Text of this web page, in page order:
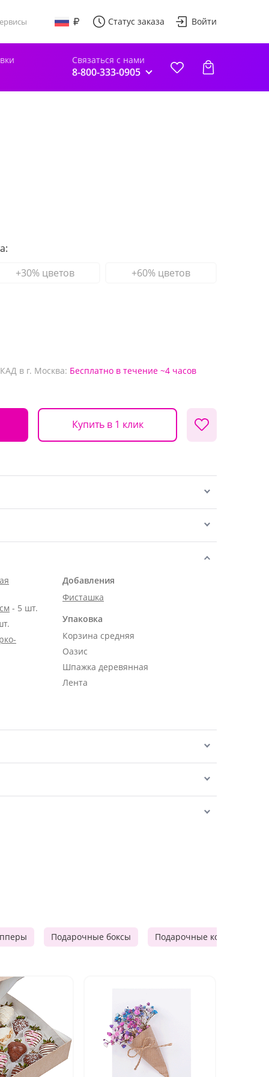
Статус заказа Войти
Связаться с нами
8-800-333-0905
+30% цветов
+60% цветов
в г. Москва: Бесплатно в течение ~4 часов
Купить в 1 клик
- 5 шт.
Добавления
Фисташка
Упаковка
Корзина средняя
Оазис
Шпажка деревянная
Лента
Подарочные боксы Подарочные корзины